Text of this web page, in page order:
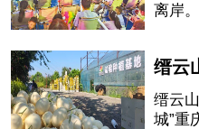
离岸
缙云
缙云
城”重